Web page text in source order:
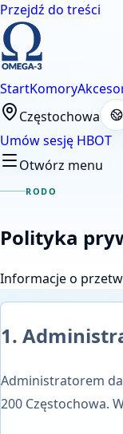
Przejdź do treści
StartKomory
Częstochowa
Umów sesję HBOT
Otwórz menu
RODO
Polityka
Informacje o
1.
Administratorem
200 Częstochowa.